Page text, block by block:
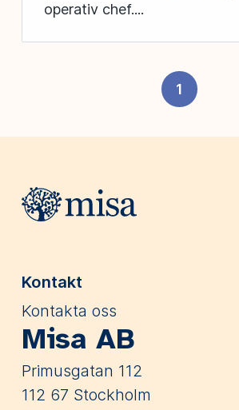
operativ chef....
1
Webbplatsens sidfot
Kontakt
Kontakta oss
Misa AB
Primusgatan 112
112 67 Stockholm